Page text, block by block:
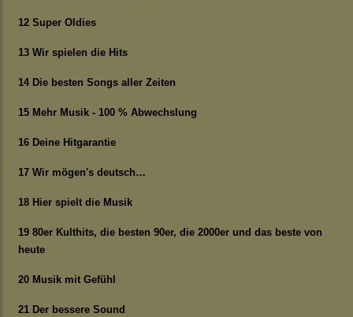
12 Super Oldies
13 Wir spielen die Hits
14 Die besten Songs aller Zeiten
15 Mehr Musik - 100 % Abwechslung
16 Deine Hitgarantie
17 Wir mögen's deutsch…
18 Hier spielt die Musik
19 80er Kulthits, die besten 90er, die 2000er und das beste von
heute
20 Musik mit Gefühl
21 Der bessere Sound